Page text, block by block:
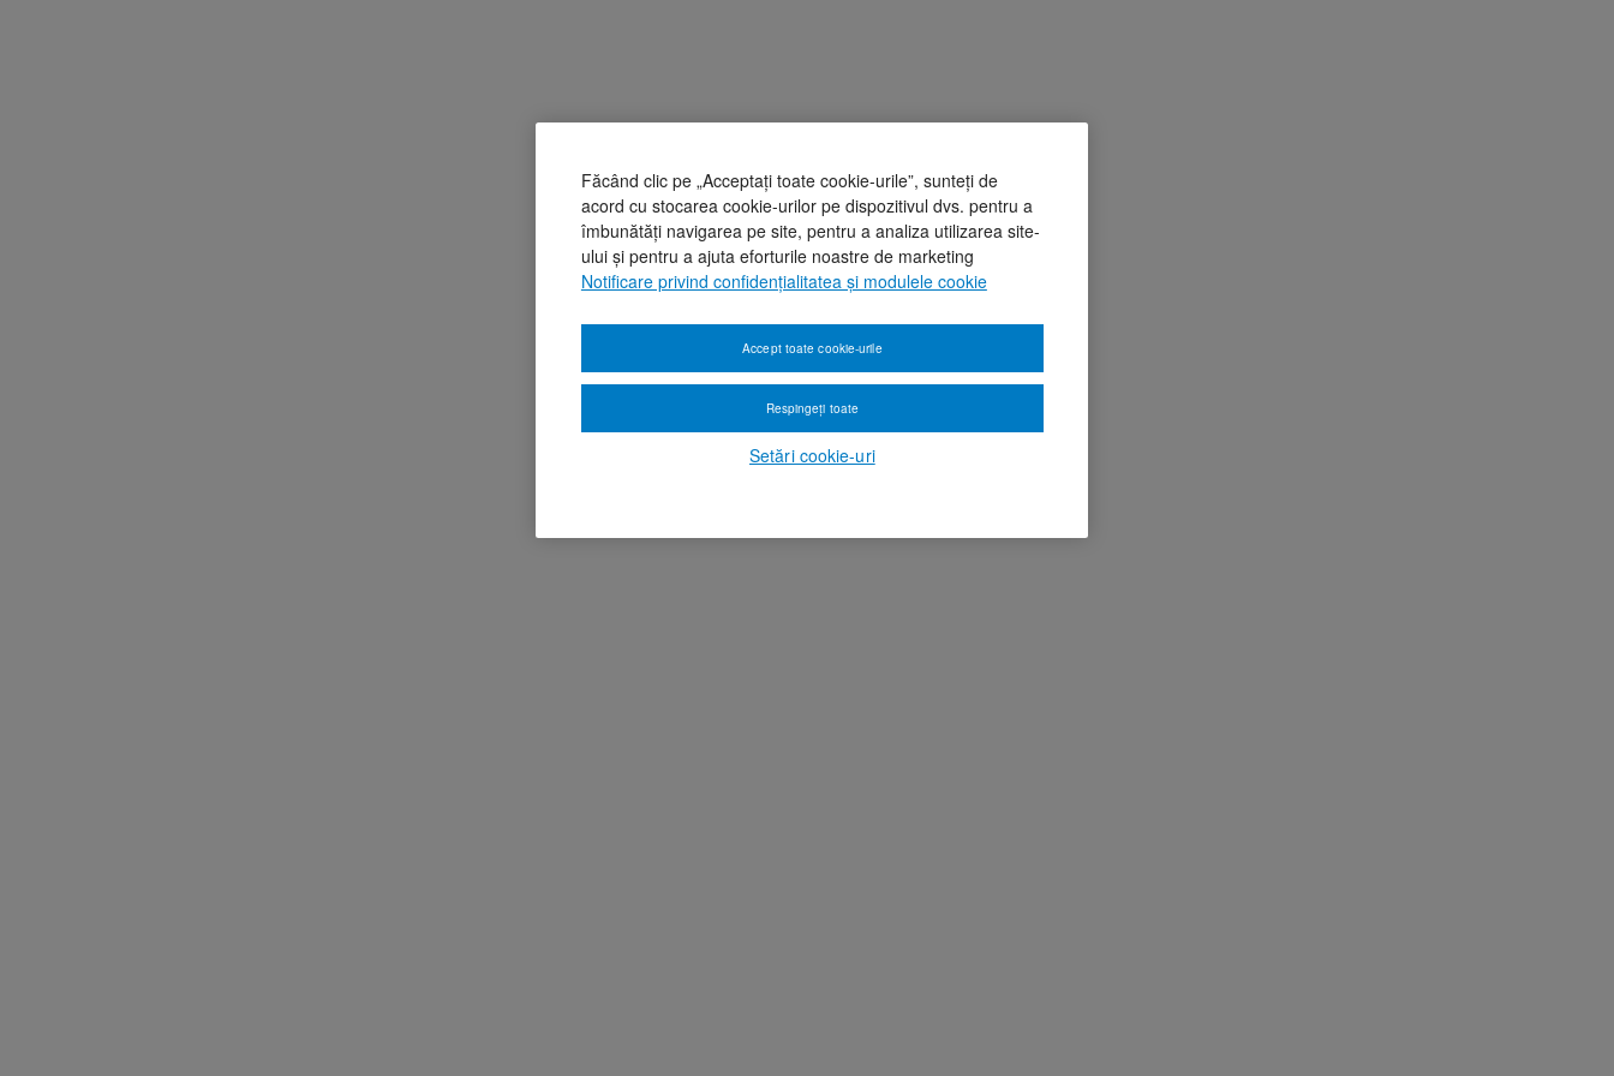
Făcând clic pe „Acceptați toate cookie-urile”, sunteți de
acord cu stocarea cookie-urilor pe dispozitivul dvs. pentru a
îmbunătăți navigarea pe site, pentru a analiza utilizarea site-
ului și pentru a ajuta eforturile noastre de marketing
Notificare privind confidențialitatea și modulele cookie
Setări cookie-uri
Respingeți toate
Accept toate cookie-urile